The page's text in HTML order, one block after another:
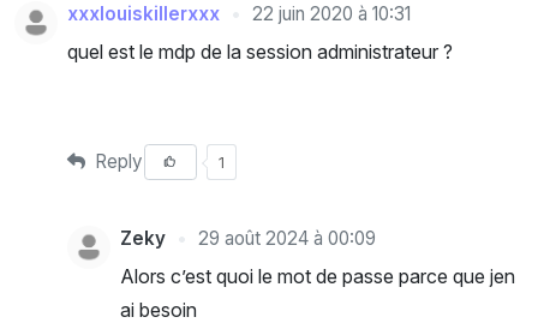
xxxlouiskillerxxx 22 juin 2020 à 10:31
quel est le mdp de la session administrateur ?
Reply 1
Zeky 29 août 2024 à 00:09
Alors c’est quoi le mot de passe parce que jen
ai besoin